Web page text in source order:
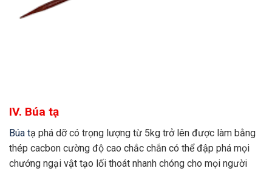
IV. Búa tạ
Búa tạ phá dỡ có trọng lượng từ 5kg trở lên được làm bằng
thép cacbon cường độ cao chắc chắn có thể đập phá mọi
chướng ngại vật tạo lối thoát nhanh chóng cho mọi người